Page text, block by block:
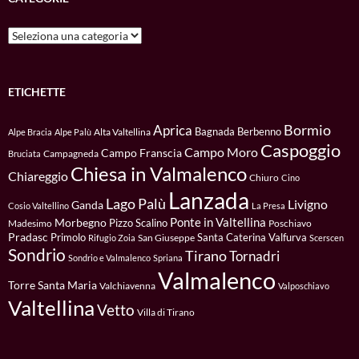
Categorie
ETICHETTE
Alpe Bracia Alpe Palù Alta Valtellina Aprica Bagnada Berbenno Bormio
Bruciata Campagneda Campo FransciaCampo Moro Caspoggio
Chiareggio Chiesa in Valmalenco Chiuro Cino
Cosio Valtellino Ganda Lago Palù Lanzada La Presa Livigno
Madesimo Morbegno Pizzo Scalino Ponte in Valtellina Poschiavo
Pradasc Primolo Rifugio Zoia San Giuseppe Santa Caterina Valfurva Scerscen
Sondrio Sondrio e Valmalenco Spriana TiranoTornadri
Torre Santa Maria Valchiavenna Valmalenco Valposchiavo
ValtellinaVetto Villa di Tirano